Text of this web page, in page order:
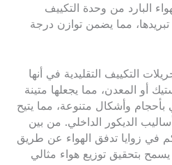
البارد من وحدة التكييف
تبريدها، مما يضمن توازن درجة
التكييف التقليدية في أنها
أو المعدن، مما يجعلها متينة
بأحجام وأشكال متنوعة، مما يتيح
الديكور الداخلي. من بين
في زوايا تدفق الهواء عن طريق
بتحقيق توزيع هواء مثالي